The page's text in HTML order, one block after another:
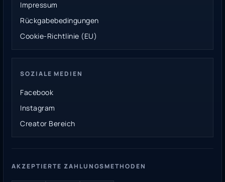
Impressum
Rückgabebedingungen
Cookie-Richtlinie (EU)
SOZIALE MEDIEN
Facebook
Instagram
Creator Bereich
AKZEPTIERTE ZAHLUNGSMETHODEN